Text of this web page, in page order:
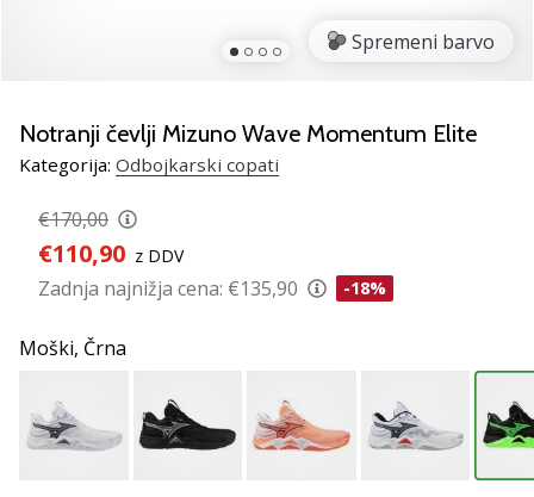
mi?
Pridruži
nam
kot
brend
ambasador/ka.
2 min. branja
Spremeni barvo
Notranji čevlji Mizuno Wave Momentum Elite
Kategorija: Odbojkarski copati
€170,00
€110,90 z DDV
Zadnja najnižja cena: €135,90 -18%
Moški, Črna